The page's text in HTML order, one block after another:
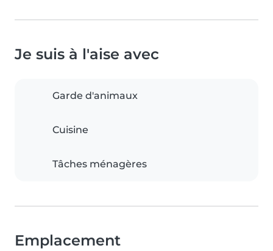
Je suis à l'aise avec
Garde d'animaux
Cuisine
Tâches ménagères
Emplacement